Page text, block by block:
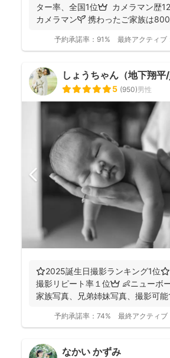
ター率、全国1位👑 カメラマン歴
カメラマン🌱 携わったご家族は
予約承諾率： 91% 最終アクティブ
しょうちゃん（地下翔
5 (950)男性
⭐️2025誕生日撮影ランキング1位
撮影リピート率１位👑 👶ニューボ
家族写真、兄弟姉妹写真、撮影可
予約承諾率： 74% 最終アクティブ
なかい かずみ